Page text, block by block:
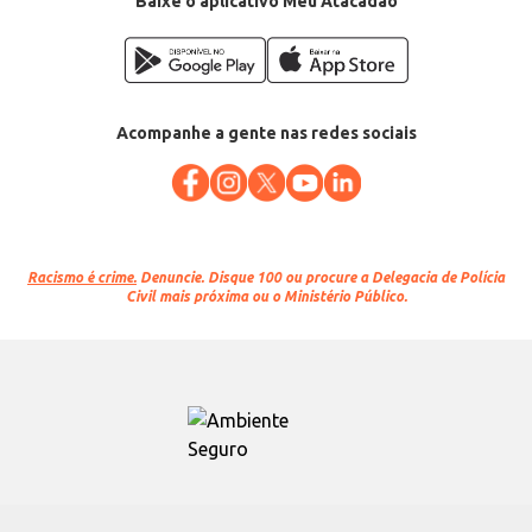
Acompanhe a gente nas redes sociais
Racismo é crime. Denuncie. Disque 100 ou procure a Delegacia de Polícia
Civil mais próxima ou o Ministério Público.